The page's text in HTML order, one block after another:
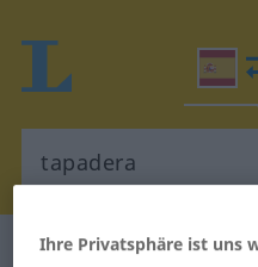
Spanisch-Deutsch
Ihre Privatsphäre ist uns